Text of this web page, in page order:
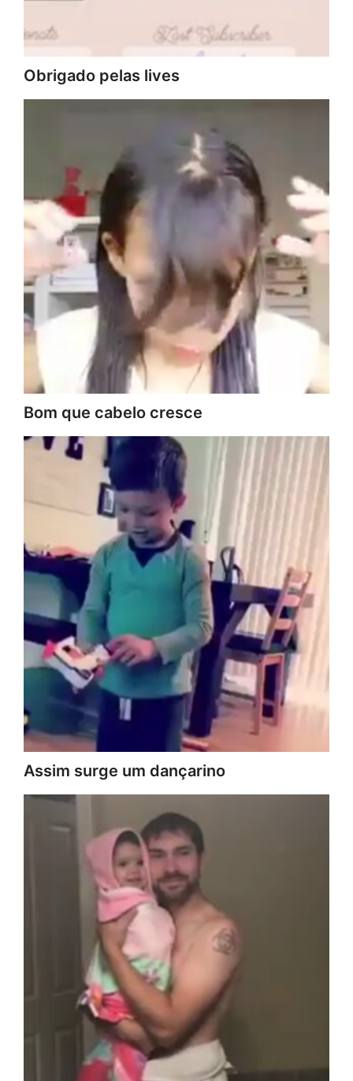
Obrigado pelas lives
Bom que cabelo cresce
Assim surge um dançarino